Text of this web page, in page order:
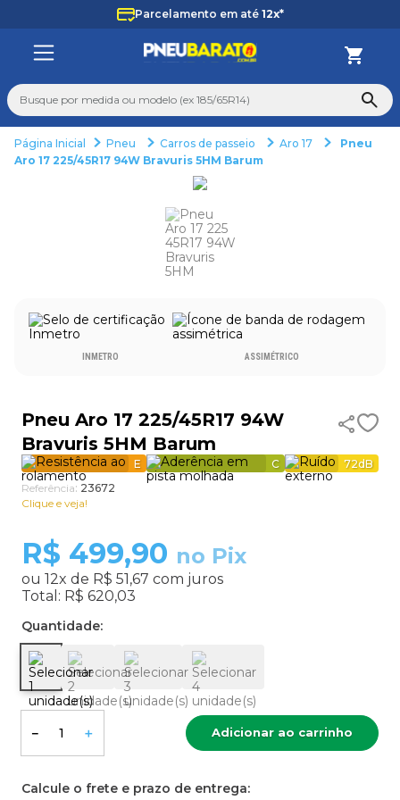
Parcelamento em até 12x*
Busque por medida ou modelo (ex 185/65R14)
Pneu Carros de passeio Aro 17
Pneu
Aro 17 225/45R17 94W Bravuris 5HM Barum
INMETRO ASSIMÉTRICO
Pneu Aro 17 225/45R17 94W
Bravuris 5HM Barum
E C 72dB
Referência: 23672
Clique e veja!
R$ 499,90 no Pix
ou 12x de R$ 51,67 com juros
Total: R$ 620,03
Quantidade:
＋
－ Adicionar ao carrinho
Calcule o frete e prazo de entrega:
TERMOS MAIS BUSCADOS
6º
9º
aro 13
10º 185 60 15